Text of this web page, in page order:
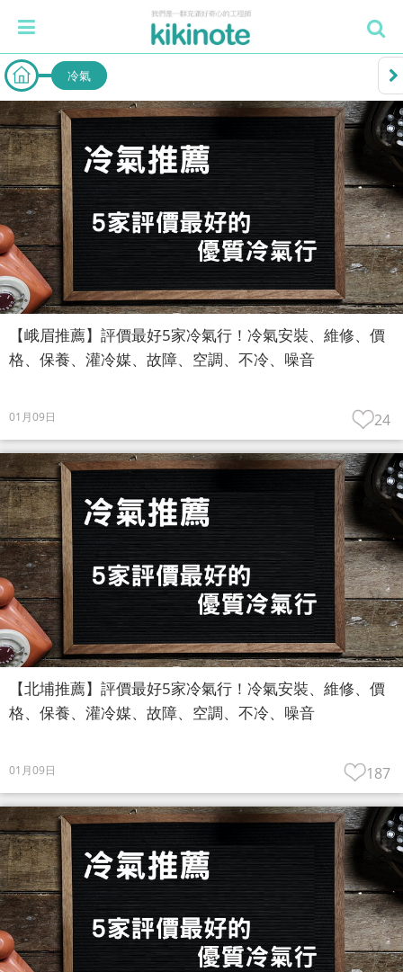
冷氣
【峨眉推薦】評價最好5家冷氣行！冷氣安裝、維修、價
格、保養、灌冷媒、故障、空調、不冷、噪音
01月09日 24
【北埔推薦】評價最好5家冷氣行！冷氣安裝、維修、價
格、保養、灌冷媒、故障、空調、不冷、噪音
01月09日 187